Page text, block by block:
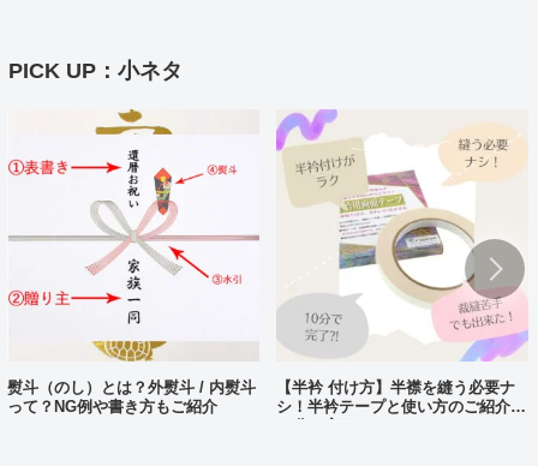
PICK UP：小ネタ
熨斗（のし）とは？外熨斗 / 内熨斗
って？NG例や書き方もご紹介
【半衿 付け方】半襟を縫う必要ナ
シ！半衿テープと使い方のご紹介。